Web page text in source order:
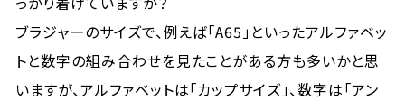
ブラジャーのサイズで、例えば「A65」といったアルファベッ
トと数字の組み合わせを見たことがある方も多いかと思
いますが、アルファベットは「カップサイズ」、数字は「アン